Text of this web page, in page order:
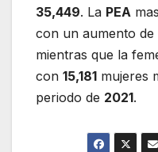
35,449. La PEA
con un aumento de
mientras que la
con 15,181 mujeres
periodo de 2021.